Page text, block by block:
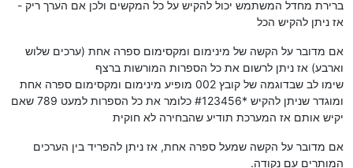
ברירת מחדל המשתמש יכול להקיש על כל המקשים ולכן אם הערך ריק -
אז ניתן להקיש הכל
אם מדובר על הקשה של מינימום ומקסימום ספרה אחת (ערכים שלוש
וארבע) אז ניתן לרשום את כל הספרות המורשות ברצף
שימו לב שבדוגמה של קובץ 002 מופיע מינימום ומקסימום ספרה אחת
ומוגדר שניתן להקיש *#123456 כלומר את כל הספרות למעט 789 שאם
יקיש אותם אז המערכת תודיע שהבחירה לא חוקית
אם מדובר על הקשה שמעל ספרה אחת, אז ניתן להפריד בין הערכים
המותרים עם נקודה.